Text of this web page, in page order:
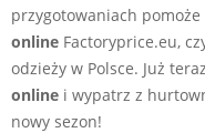
przygotowaniach
online Factoryprice.eu,
odzieży w Polsce. Już teraz
online i wypatrz z
nowy sezon!